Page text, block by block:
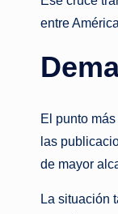
entre
El punto
las
de mayor
La situación